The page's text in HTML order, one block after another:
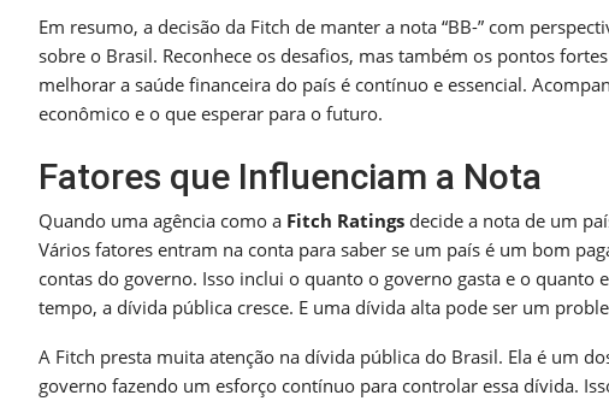
Em resumo, a decisão da Fitch de manter a nota “BB-” com
sobre o Brasil. Reconhece os desafios, mas também os pontos
melhorar a saúde financeira do país é contínuo e essencial.
econômico e o que esperar para o futuro.
Fatores que Influenciam a Nota
Quando uma agência como a Fitch Ratings decide a nota de um
Vários fatores entram na conta para saber se um país é um bom
contas do governo. Isso inclui o quanto o governo gasta e o quanto
tempo, a dívida pública cresce. E uma dívida alta pode ser um
A Fitch presta muita atenção na dívida pública do Brasil. Ela é um
governo fazendo um esforço contínuo para controlar essa dívida.